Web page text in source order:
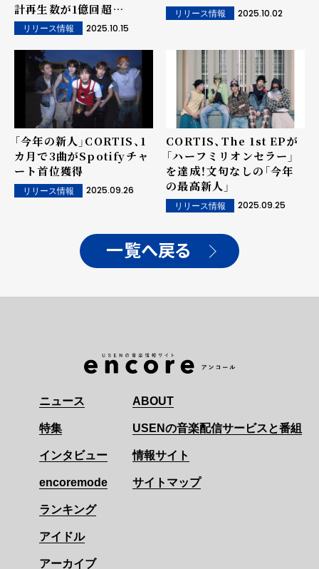
計再生数が1億回超
え...The 1st EPリリース
から約1か月での快挙
リリース情報 2025.10.15
リリース情報 2025.10.02
「今年の新人」CORTIS、1
カ月で3曲がSpotifyチャ
ート首位獲得
リリース情報 2025.09.26
CORTIS、The 1st EPが
「ハーフミリオンセラー」
を達成！文句なしの「今年
の最高新人」
リリース情報 2025.09.25
一覧へ戻る
ニュース
特集
インタビュー
encoremode
ランキング
アイドル
アーカイブ
ABOUT
USENの音楽配信サービスと番組
情報サイト
サイトマップ